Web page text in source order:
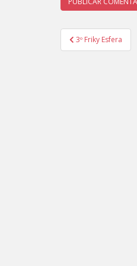
3º Friky Esfera